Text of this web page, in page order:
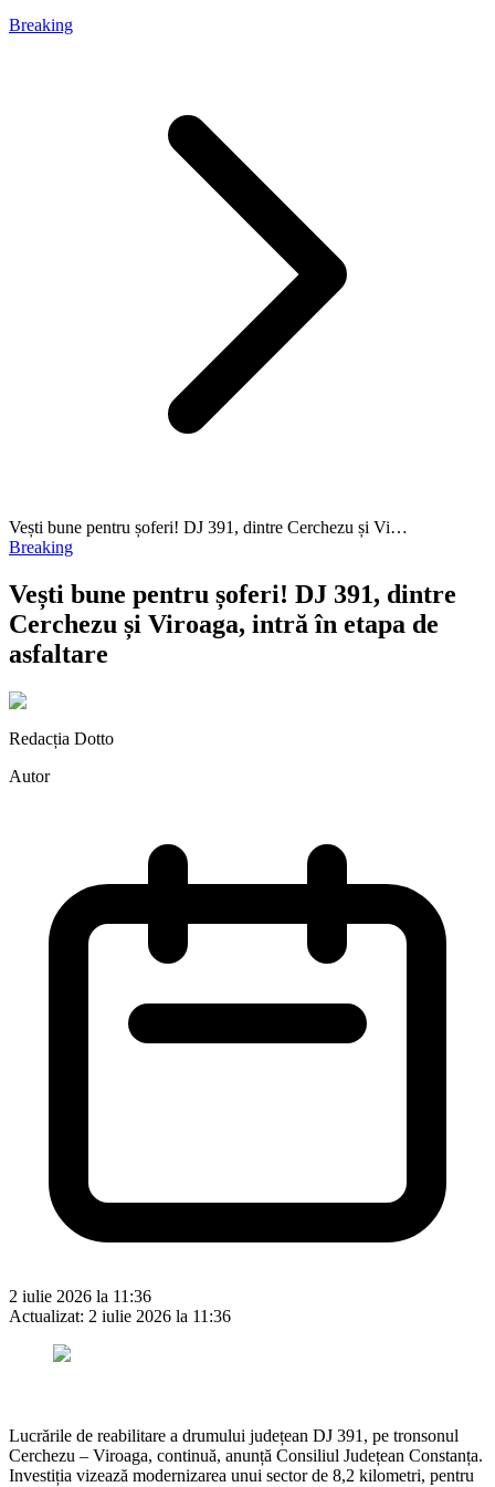
Breaking
Vești bune pentru șoferi! DJ 391, dintre Cerchezu și Vi…
Breaking
Vești bune pentru șoferi! DJ 391, dintre
Cerchezu și Viroaga, intră în etapa de
asfaltare
Redacția Dotto
Autor
2 iulie 2026 la 11:36
Actualizat: 2 iulie 2026 la 11:36
Lucrările de reabilitare a drumului județean DJ 391, pe tronsonul
Cerchezu – Viroaga, continuă, anunță Consiliul Județean Constanța.
Investiția vizează modernizarea unui sector de 8,2 kilometri, pentru